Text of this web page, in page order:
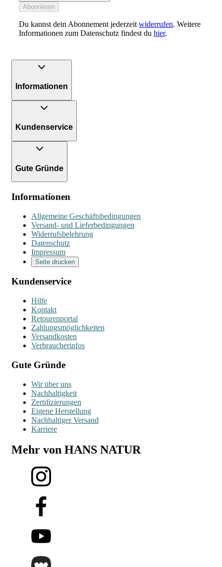
Abonnieren
Du kannst dein Abonnement jederzeit widerrufen. Weitere
Informationen zum Datenschutz findest du hier.
Informationen
Kundenservice
Gute Gründe
Informationen
Allgemeine Geschäftsbedingungen
Versand- und Lieferbedingungen
Widerrufsbelehrung
Datenschutz
Impressum
Seite drucken
Kundenservice
Hilfe
Kontakt
Retourenportal
Zahlungsmöglichkeiten
Versandkosten
Verbraucherinfos
Gute Gründe
Wir über uns
Nachhaltigkeit
Zertifizierungen
Eigene Herstellung
Nachhaltiger Versand
Karriere
Mehr von HANS NATUR